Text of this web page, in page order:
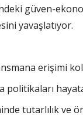
güven-
yavaşlatıyor.
erişimi
politikaları
tutarlılık ve